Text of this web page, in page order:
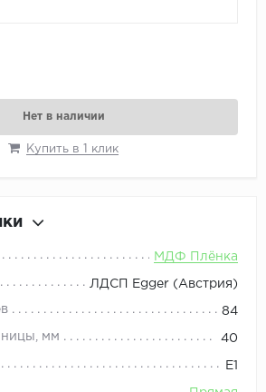
Нет в наличии
Купить в 1 клик
МДФ Плёнка
ЛДСП Egger (Австрия)
84
мм 40
E1